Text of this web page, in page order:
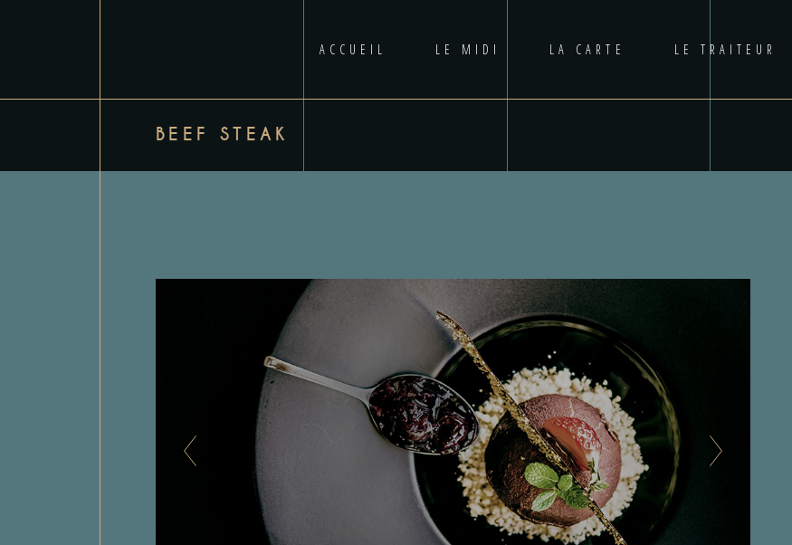
ACCUEIL LE MIDI LA CARTE LE TRAITEUR
BEEF STEAK